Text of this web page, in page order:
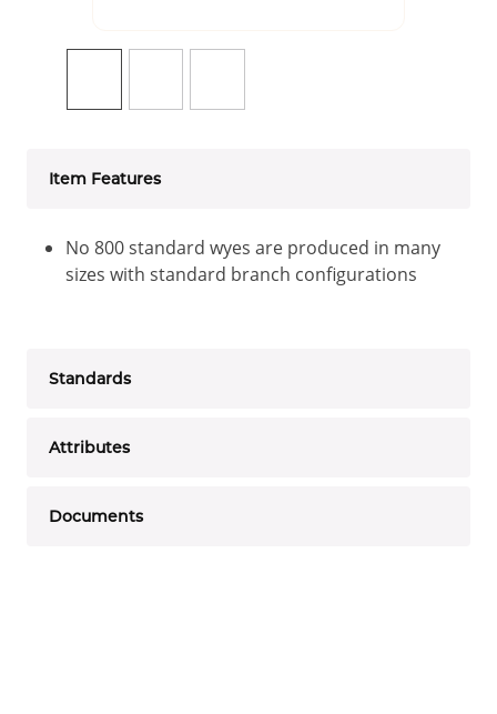
Item Features
No 800 standard wyes are produced in many
sizes with standard branch configurations
Standards
Attributes
Documents